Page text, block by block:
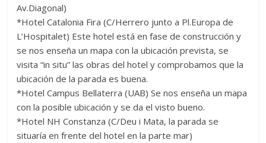
Av.Diagonal)
*Hotel Catalonia Fira (C/Herrero junto a Pl.Europa de
L’Hospitalet) Este hotel está en fase de construcción y
se nos enseña un mapa con la ubicación prevista, se
visita “in situ” las obras del hotel y comprobamos que la
ubicación de la parada es buena.
*Hotel Campus Bellaterra (UAB) Se nos enseña un mapa
con la posible ubicación y se da el visto bueno.
*Hotel NH Constanza (C/Deu i Mata, la parada se
situaría en frente del hotel en la parte mar)